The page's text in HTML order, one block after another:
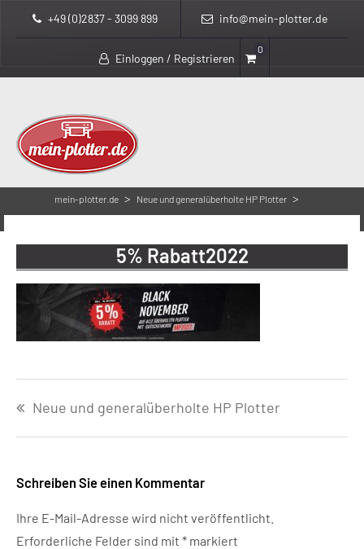
+49 (0)2837 - 3099 899 info@mein-plotter.de
Einloggen / Registrieren
0
mein-plotter.de > Neue und generalüberholte HP Plotter >
5% Rabatt2022
Neue und generalüberholte HP Plotter
Schreiben Sie einen Kommentar
Ihre E-Mail-Adresse wird nicht veröffentlicht.
Erforderliche Felder sind mit * markiert